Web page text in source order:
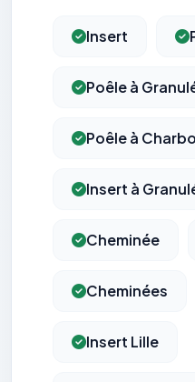
Insert
Poêle à
Poêle à
Insert à
Cheminée
Cheminées
Insert Lille